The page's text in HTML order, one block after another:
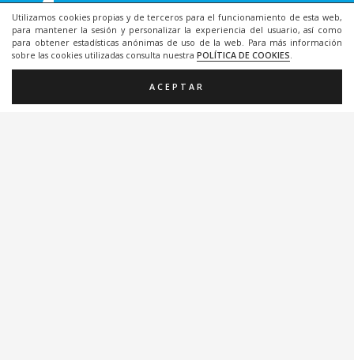
Utilizamos cookies propias y de terceros para el funcionamiento de esta web,
para mantener la sesión y personalizar la experiencia del usuario, así como
para obtener estadísticas anónimas de uso de la web. Para más información
sobre las cookies utilizadas consulta nuestra POLÍTICA DE COOKIES.
ACEPTAR
868077351